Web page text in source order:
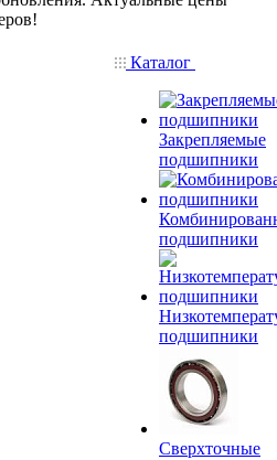
Каталог
Закрепляемые
подшипники
подшипники
подшипники
Сверхточные